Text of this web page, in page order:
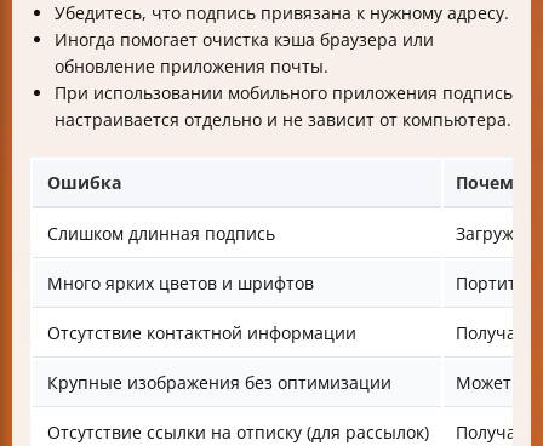
Убедитесь, что подпись привязана к нужному адресу.
Иногда помогает очистка кэша браузера или
обновление приложения почты.
При использовании мобильного приложения подпись
настраивается отдельно и не зависит от компьютера.
Ошибка Почему
Слишком длинная подпись
Много ярких цветов и шрифтов Портит
Отсутствие контактной информации
Крупные изображения без оптимизации Может
Отсутствие ссылки на отписку (для рассылок)